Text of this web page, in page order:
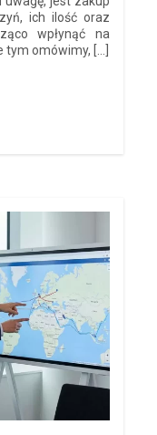
ich ilość oraz
wpłynąć na
tym omówimy, […]